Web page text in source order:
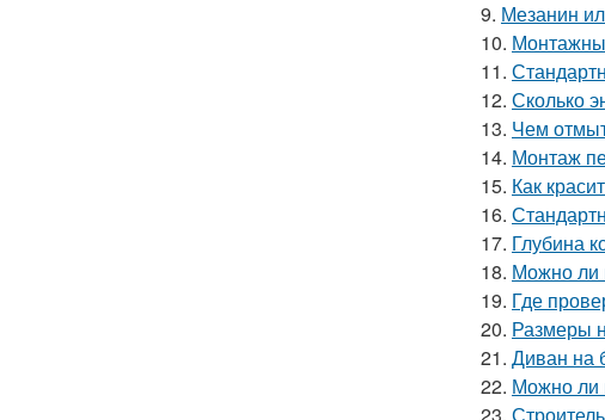
9. Мезанин
10.
11.
12. Сколько
13. Чем
14. Монтаж
15. Как
16.
17. Глубина
18. Можно ли
19. Где
20. Размеры
21. Диван на
22. Можно ли